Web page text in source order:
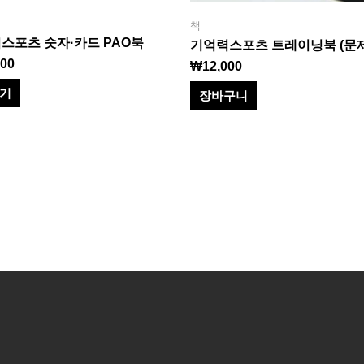
포츠 숫자·카드 PAO북
책
기억력스포츠 트레이닝북 (문
₩12,000
장바구니